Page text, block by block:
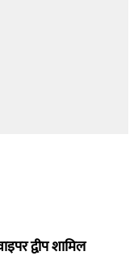
द्वीप शामिल